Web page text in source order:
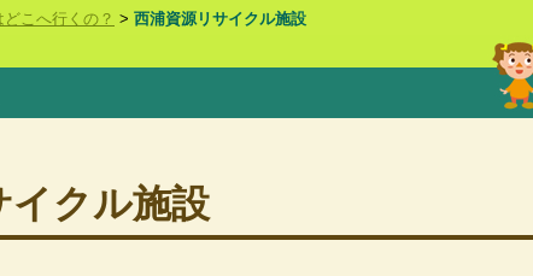
どこへ行くの？ > 西浦資源リサイクル施設
イクル施設